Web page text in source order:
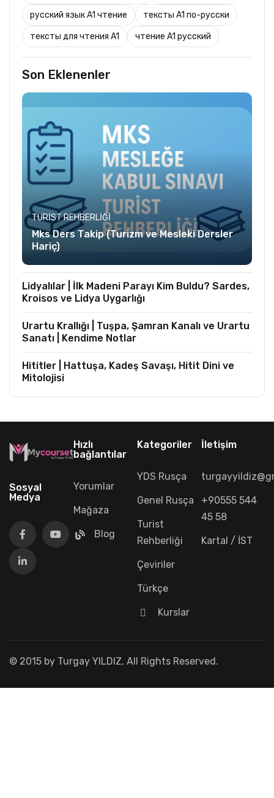
русский язык A1 чтение тексты A1 по-русски
тексты для чтения A1 чтение A1 русский
Son Eklenenler
TURIST REHBERLIĞI
Mks Ders Takip (Turizm ve Mesleki Dersler
Hariç)
Lidyalılar | İlk Madeni Parayı Kim Buldu? Sardes,
Kroisos ve Lidya Uygarlığı
Urartu Krallığı | Tuşpa, Şamran Kanalı ve Urartu
Sanatı | Kendime Notlar
Hititler | Hattuşa, Kadeş Savaşı, Hitit Dini ve
Mitolojisi
Sosyal
Medya
Hızlı
bağlantılar
Yorumlar
Mağaza
Blog
Kategoriler
YDS Rusça
Genel Rusça
Turist
Rehberliği
Çeviriler
Türkçe
Kurslar
İletişim
+90555 544
45 58
Kartal / İST
© 2015 by Turgay YILDIZ, All Rights Reserved.